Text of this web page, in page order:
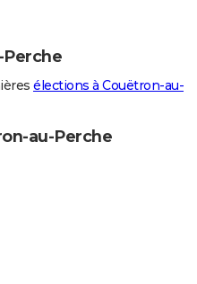
Perche
élections à Couëtron-au-
au-Perche